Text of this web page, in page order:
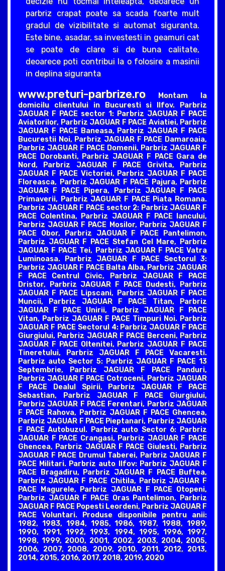
parbriz crapat poate sa scada foarte mult
gradul de vizibilitate si automat siguranta.
Este bine, asadar, sa investesti in geamuri cat
se poate de clare si de buna calitate,
deoarece poti contribui la o folosire a masinii
in deplina siguranta
www.preturi-parbrize.roMontam la
domicilu clientului in Bucuresti si Ilfov. Parbriz
JAGUAR F PACE sector 1: Parbriz JAGUAR F PACE
Aviatorilor, Parbriz JAGUAR F PACE Aviatiei, Parbriz
JAGUAR F PACE Baneasa, Parbriz JAGUAR F PACE
Bucurestii Noi, Parbriz JAGUAR F PACE Damaroaia,
Parbriz JAGUAR F PACE Domenii, Parbriz JAGUAR F
PACE Dorobanti, Parbriz JAGUAR F PACE Gara de
Nord, Parbriz JAGUAR F PACE Grivita, Parbriz
JAGUAR F PACE Victoriei, Parbriz JAGUAR F PACE
Floreasca, Parbriz JAGUAR F PACE Pajura, Parbriz
JAGUAR F PACE Pipera, Parbriz JAGUAR F PACE
Primaverii, Parbriz JAGUAR F PACE Piata Romana.
Parbriz JAGUAR F PACE sector 2: Parbriz JAGUAR F
PACE Colentina, Parbriz JAGUAR F PACE Iancului,
Parbriz JAGUAR F PACE Mosilor, Parbriz JAGUAR F
PACE Obor, Parbriz JAGUAR F PACE Pantelimon,
Parbriz JAGUAR F PACE Stefan Cel Mare, Parbriz
JAGUAR F PACE Tei, Parbriz JAGUAR F PACE Vatra
Luminoasa. Parbriz JAGUAR F PACE Sectorul 3:
Parbriz JAGUAR F PACE Balta Alba, Parbriz JAGUAR
F PACE Centrul Civic, Parbriz JAGUAR F PACE
Dristor, Parbriz JAGUAR F PACE Dudesti, Parbriz
JAGUAR F PACE Lipscani, Parbriz JAGUAR F PACE
Muncii, Parbriz JAGUAR F PACE Titan, Parbriz
JAGUAR F PACE Unirii, Parbriz JAGUAR F PACE
Vitan, Parbriz JAGUAR F PACE Timpuri Noi. Parbriz
JAGUAR F PACE Sectorul 4: Parbriz JAGUAR F PACE
Giurgiului, Parbriz JAGUAR F PACE Berceni, Parbriz
JAGUAR F PACE Oltenitei, Parbriz JAGUAR F PACE
Tineretului, Parbriz JAGUAR F PACE Vacaresti.
Parbriz auto Sector 5: Parbriz JAGUAR F PACE 13
Septembrie, Parbriz JAGUAR F PACE Panduri,
Parbriz JAGUAR F PACE Cotroceni, Parbriz JAGUAR
F PACE Dealul Spirii, Parbriz JAGUAR F PACE
Sebastian, Parbriz JAGUAR F PACE Giurgiului,
Parbriz JAGUAR F PACE Ferentari, Parbriz JAGUAR
F PACE Rahova, Parbriz JAGUAR F PACE Ghencea,
Parbriz JAGUAR F PACE Pieptanari, Parbriz JAGUAR
F PACE Autobuzul. Parbriz auto Sector 6: Parbriz
JAGUAR F PACE Crangasi, Parbriz JAGUAR F PACE
Ghencea, Parbriz JAGUAR F PACE Giulesti, Parbriz
JAGUAR F PACE Drumul Taberei, Parbriz JAGUAR F
PACE Militari. Parbriz auto Ilfov: Parbriz JAGUAR F
PACE Bragadiru, Parbriz JAGUAR F PACE Buftea,
Parbriz JAGUAR F PACE Chitila, Parbriz JAGUAR F
PACE Magurele, Parbriz JAGUAR F PACE Otopeni,
Parbriz JAGUAR F PACE Oras Pantelimon, Parbriz
JAGUAR F PACE Popesti Leordeni, Parbriz JAGUAR F
PACE Voluntari. Produse disponibile pentru anii:
1982, 1983, 1984, 1985, 1986, 1987, 1988, 1989,
1990, 1991, 1992, 1993, 1994, 1995, 1996, 1997,
1998, 1999, 2000, 2001, 2002, 2003, 2004, 2005,
2006, 2007, 2008, 2009, 2010, 2011, 2012, 2013,
2014, 2015, 2016, 2017, 2018, 2019, 2020